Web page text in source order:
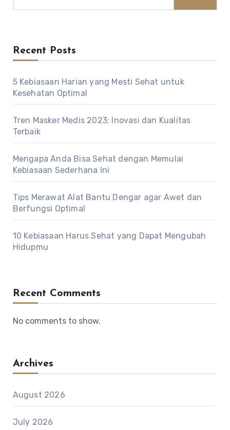
Recent Posts
5 Kebiasaan Harian yang Mesti Sehat untuk
Kesehatan Optimal
Tren Masker Medis 2023: Inovasi dan Kualitas
Terbaik
Mengapa Anda Bisa Sehat dengan Memulai
Kebiasaan Sederhana Ini
Tips Merawat Alat Bantu Dengar agar Awet dan
Berfungsi Optimal
10 Kebiasaan Harus Sehat yang Dapat Mengubah
Hidupmu
Recent Comments
No comments to show.
Archives
August 2026
July 2026